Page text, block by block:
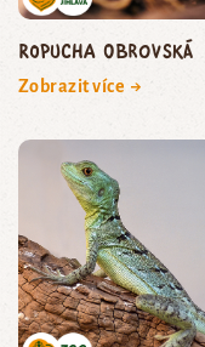
ropucha obrovská
Zobrazit více →